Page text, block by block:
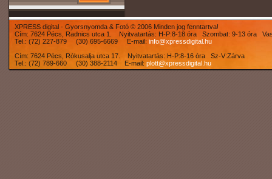
XPRESS digital - Gyorsnyomda & Fotó © 2006 Minden jog fenntartva!
Cím: 7624 Pécs, Radnics utca 1. Nyitvatartás: H-P:8-18 óra Szombat: 9-13 óra
Tel.: (72) 227-879 (30) 695-6669 E-mail: info@xpressdigital.hu
Cím: 7624 Pécs, Rókusalja utca 17. Nyitvatartás: H-P:8-16 óra Sz-V:Zárva
Tel.: (72) 789-660 (30) 388-2114 E-mail: plott@xpressdigital.hu